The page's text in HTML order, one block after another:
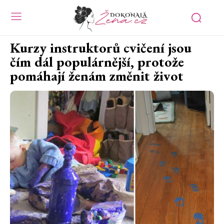
Kurzy instruktorů cvičení jsou
čím dál populárnější, protože
pomáhají ženám změnit život